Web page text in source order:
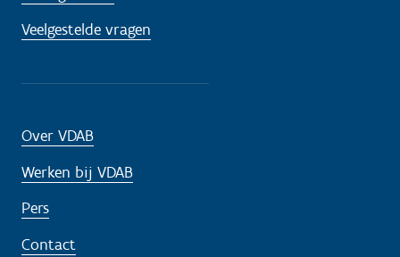
Veelgestelde vragen
Over VDAB
Werken bij VDAB
Pers
Contact